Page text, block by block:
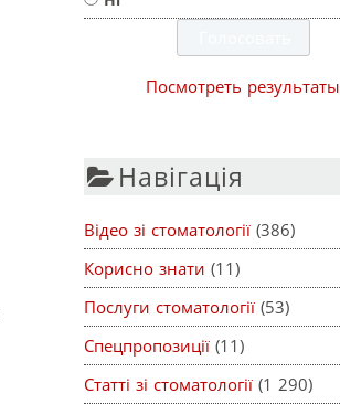
Посмотреть результаты
Навігація
Відео зі стоматології (386)
Корисно знати (11)
Послуги стоматології (53)
Спецпропозиції (11)
Статті зі стоматології (1 290)